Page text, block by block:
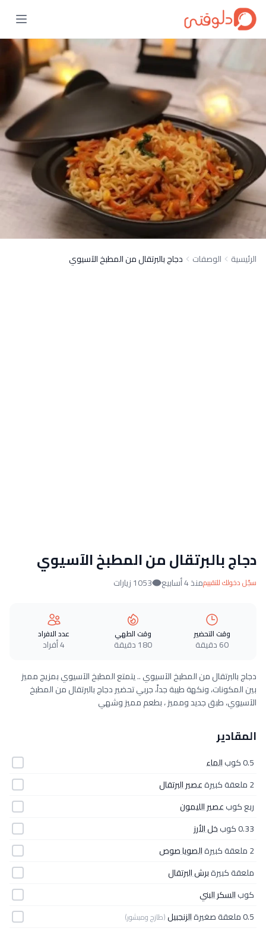
الرئيسية الوصفات دجاج بالبرتقال من المطبخ الآسيوي
دجاج بالبرتقال من المطبخ الآسيوي
سجّل دخولك للتقييممنذ 4 أسابيع 1053 زيارات
وقت التحضير
60 دقيقة
وقت الطهي
180 دقيقة
عدد الافراد
4 أفراد
دجاج بالبرتقال من المطبخ الآسيوي .. يتمتع المطبخ الآسيوي بمزيج مميز
بين المكونات، ونكهة طيبة جداً، جربي تحضير دجاج بالبرتقال من المطبخ
الآسيوي، طبق جديد ومميز ، بطعم مميز وشهي
المقادير
0.5 كوب
الماء
2 ملعقة كبيرة
عصير البرتقال
ربع كوبعصير الليمون
0.33 كوب
خل الأرز
2 ملعقة كبيرة
الصويا صوص
ملعقة كبيرةبرش البرتقال
كوبالسكر البني
0.5 ملعقة صغيرة
الزنجبيل(طازج ومبشور)